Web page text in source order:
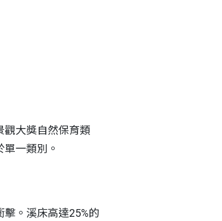
觀大獎自然保育類
一類別。
擊。溪床高達25%的